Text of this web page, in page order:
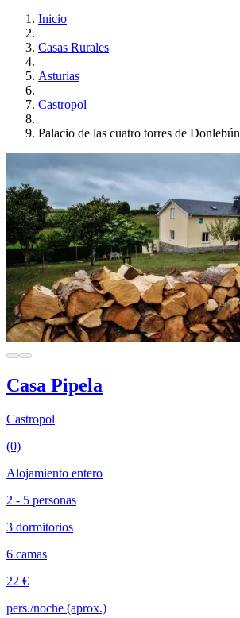
Inicio
Casas Rurales
Asturias
Castropol
Palacio de las cuatro torres de Donlebún
Casa Pipela
Castropol
(0)
Alojamiento entero
2 - 5 personas
3 dormitorios
6 camas
22 €
pers./noche (aprox.)